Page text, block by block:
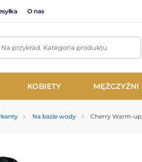
O nas
Na przykład. Kategoria produktu
KOBIETY MĘŻCZYŹNI
Na bazie wody Cherry Warm-up